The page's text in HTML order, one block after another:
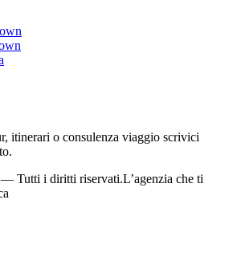
itinerari o consulenza viaggio scrivici
Tutti i diritti riservati.L’agenzia che ti